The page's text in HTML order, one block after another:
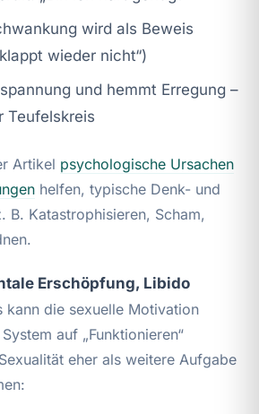
wird als Beweis
wieder nicht“)
und hemmt Erregung –
Teufelskreis
Artikel psychologische Ursachen
helfen, typische Denk- und
B. Katastrophisieren, Scham,
Erschöpfung, Libido
kann die sexuelle Motivation
auf „Funktionieren“
eher als weitere Aufgabe